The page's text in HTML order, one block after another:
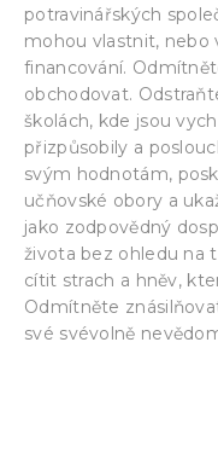
potravinářských
mohou vlastnit, nebo
financování.
obchodovat.
školách, kde jsou
přizpůsobily a
svým hodnotám,
učňovské obory a
jako zodpovědný
života bez ohledu na
cítit strach a hněv,
Odmítněte
své svévolně